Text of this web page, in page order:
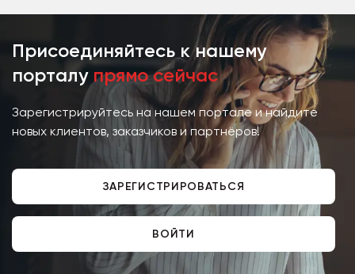
Присоединяйтесь к нашему
порталу прямо сейчас
Зарегистрируйтесь на нашем портале и найдите
новых клиентов, заказчиков и партнёров!
ЗАРЕГИСТРИРОВАТЬСЯ
ВОЙТИ